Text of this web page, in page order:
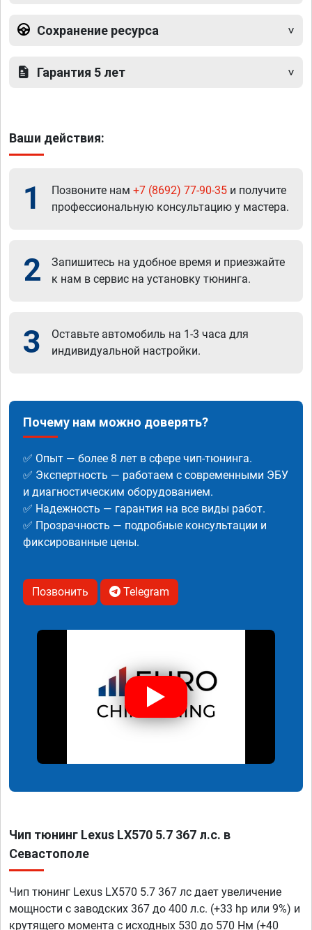
Сохранение ресурса
Гарантия 5 лет
Ваши действия:
1 Позвоните нам +7 (8692) 77-90-35 и получите
профессиональную консультацию у мастера.
2
Запишитесь на удобное время и приезжайте
к нам в сервис на установку тюнинга.
3
Оставьте автомобиль на 1-3 часа для
индивидуальной настройки.
Почему нам можно доверять?
✅ Опыт — более 8 лет в сфере чип-тюнинга.
✅ Экспертность — работаем с современными ЭБУ
и диагностическим оборудованием.
✅ Надежность — гарантия на все виды работ.
✅ Прозрачность — подробные консультации и
фиксированные цены.
Позвонить Telegram
Чип тюнинг Lexus LX570 5.7 367 л.с. в
Севастополе
Чип тюнинг Lexus LX570 5.7 367 лс дает увеличение
мощности с заводских 367 до 400 л.с. (+33 hp или 9%) и
крутящего момента с исходных 530 до 570 Нм (+40